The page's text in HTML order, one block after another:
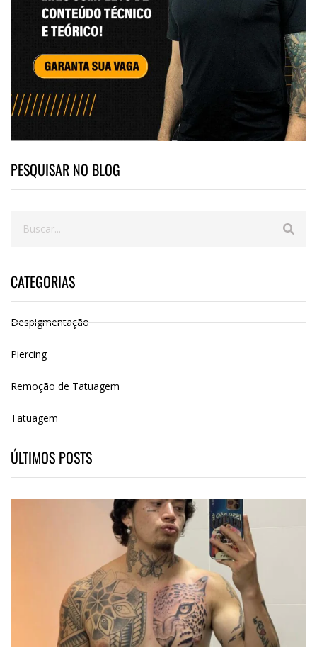
PESQUISAR NO BLOG
CATEGORIAS
Despigmentação
Piercing
Remoção de Tatuagem
Tatuagem
ÚLTIMOS POSTS